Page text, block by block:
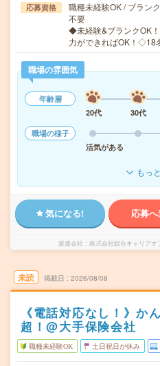
応募資格
職種未経験OK / ブラン
不要
◆未経験&ブランクOK
力ができればOK！◇18
職場の雰囲気
年齢層
20代
30代
職場の様子
活気がある
もっ
気になる! 応募
派遣会社 株式会社綜合キャリア
未読 掲載日 2026/08/08
《電話対応なし！》か
超！@大手保険会社
職種未経験OK 土日祝日が休み